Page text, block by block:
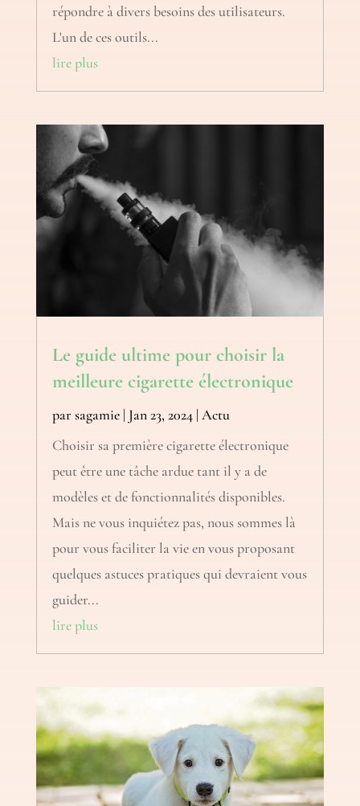
répondre à divers besoins des utilisateurs.
L'un de ces outils...
lire plus
Le guide ultime pour choisir la
meilleure cigarette électronique
parsagamie| Jan 23, 2024| Actu
Choisir sa première cigarette électronique
peut être une tâche ardue tant il y a de
modèles et de fonctionnalités disponibles.
Mais ne vous inquiétez pas, nous sommes là
pour vous faciliter la vie en vous proposant
quelques astuces pratiques qui devraient vous
guider...
lire plus